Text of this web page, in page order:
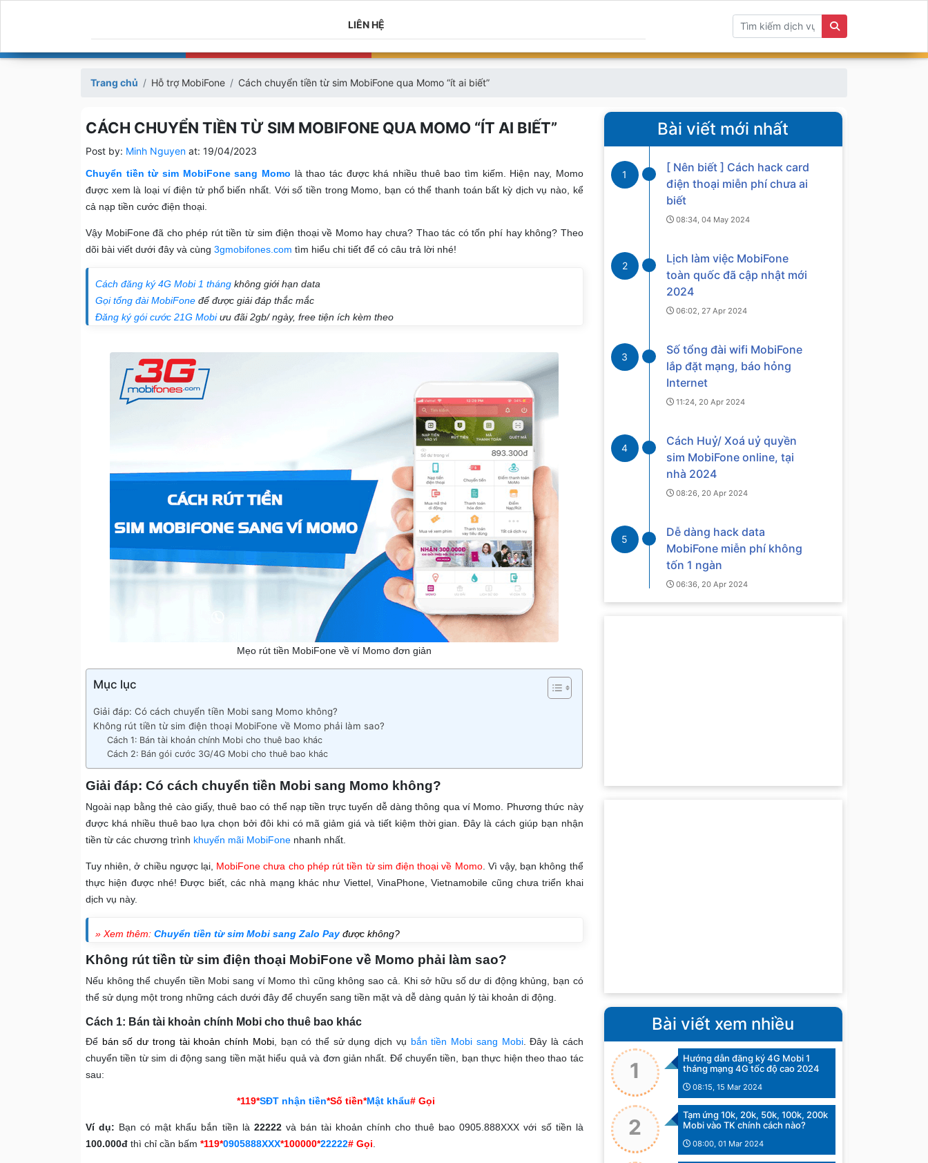
LIÊN HỆ
Trang chủ Hỗ trợ MobiFone Cách chuyển tiền từ sim MobiFone qua Momo “ít ai biết”
CÁCH CHUYỂN TIỀN TỪ SIM MOBIFONE QUA MOMO “ÍT AI BIẾT”
Post by: Minh Nguyen at: 19/04/2023
Chuyển tiền từ sim MobiFone sang Momo là thao tác được khá nhiều thuê bao tìm kiếm. Hiện nay, Momo
được xem là loại ví điện tử phổ biến nhất. Với số tiền trong Momo, bạn có thể thanh toán bất kỳ dịch vụ nào, kể
cả nạp tiền cước điện thoại.
Vậy MobiFone đã cho phép rút tiền từ sim điện thoại về Momo hay chưa? Thao tác có tốn phí hay không? Theo
dõi bài viết dưới đây và cùng 3gmobifones.com tìm hiểu chi tiết để có câu trả lời nhé!
Cách đăng ký 4G Mobi 1 tháng không giới hạn data
Gọi tổng đài MobiFone để được giải đáp thắc mắc
Đăng ký gói cước 21G Mobiưu đãi 2gb/ ngày, free tiện ích kèm theo
Mẹo rút tiền MobiFone về ví Momo đơn giản
Mục lục
Giải đáp: Có cách chuyển tiền Mobi sang Momo không?
Không rút tiền từ sim điện thoại MobiFone về Momo phải làm sao?
Cách 1: Bán tài khoản chính Mobi cho thuê bao khác
Cách 2: Bán gói cước 3G/4G Mobi cho thuê bao khác
Giải đáp: Có cách chuyển tiền Mobi sang Momo không?
Ngoài nạp bằng thẻ cào giấy, thuê bao có thể nạp tiền trực tuyến dễ dàng thông qua ví Momo. Phương thức này
được khá nhiều thuê bao lựa chọn bởi đôi khi có mã giảm giá và tiết kiệm thời gian. Đây là cách giúp bạn nhận
tiền từ các chương trình khuyến mãi MobiFone nhanh nhất.
Tuy nhiên, ở chiều ngược lại, MobiFone chưa cho phép rút tiền từ sim điện thoại về Momo. Vì vậy, bạn không thể
thực hiện được nhé! Được biết, các nhà mạng khác như Viettel, VinaPhone, Vietnamobile cũng chưa triển khai
dịch vụ này.
» Xem thêm: Chuyển tiền từ sim Mobi sang Zalo Pay được không?
Không rút tiền từ sim điện thoại MobiFone về Momo phải làm sao?
Nếu không thể chuyển tiền Mobi sang ví Momo thì cũng không sao cả. Khi sở hữu số dư di động khủng, bạn có
thể sử dụng một trong những cách dưới đây để chuyển sang tiền mặt và dễ dàng quản lý tài khoản di động.
Cách 1: Bán tài khoản chính Mobi cho thuê bao khác
Để bán số dư trong tài khoản chính Mobi, bạn có thể sử dụng dịch vụ bắn tiền Mobi sang Mobi. Đây là cách
chuyển tiền từ sim di động sang tiền mặt hiểu quả và đơn giản nhất. Để chuyển tiền, bạn thực hiện theo thao tác
sau:
*119*SĐT nhận tiền*Số tiền*Mật khẩu# Gọi
Ví dụ: Bạn có mật khẩu bắn tiền là 22222và bán tài khoản chính cho thuê bao 0905.888XXX với số tiền là
100.000đ thì chỉ cần bấm *119*0905888XXX*100000*22222# Gọi
Bài viết mới nhất
1
[ Nên biết ] Cách hack card
điện thoại miễn phí chưa ai
biết
08:34, 04 May 2024
2
Lịch làm việc MobiFone
toàn quốc đã cập nhật mới
2024
06:02, 27 Apr 2024
3
Số tổng đài wifi MobiFone
lắp đặt mạng, báo hỏng
Internet
11:24, 20 Apr 2024
4
Cách Huỷ/ Xoá uỷ quyền
sim MobiFone online, tại
nhà 2024
08:26, 20 Apr 2024
5
Dễ dàng hack data
MobiFone miễn phí không
tốn 1 ngàn
06:36, 20 Apr 2024
Bài viết xem nhiều
1
Hướng dẫn đăng ký 4G Mobi 1
tháng mạng 4G tốc độ cao 2024
08:15, 15 Mar 2024
2
Tạm ứng 10k, 20k, 50k, 100k, 200k
Mobi vào TK chính cách nào?
08:00, 01 Mar 2024